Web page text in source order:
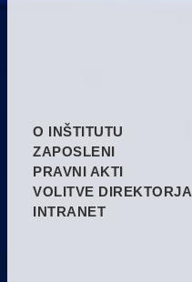
O INŠTITUTU
ZAPOSLENI
PRAVNI AKTI
VOLITVE DIREKTORJA
INTRANET